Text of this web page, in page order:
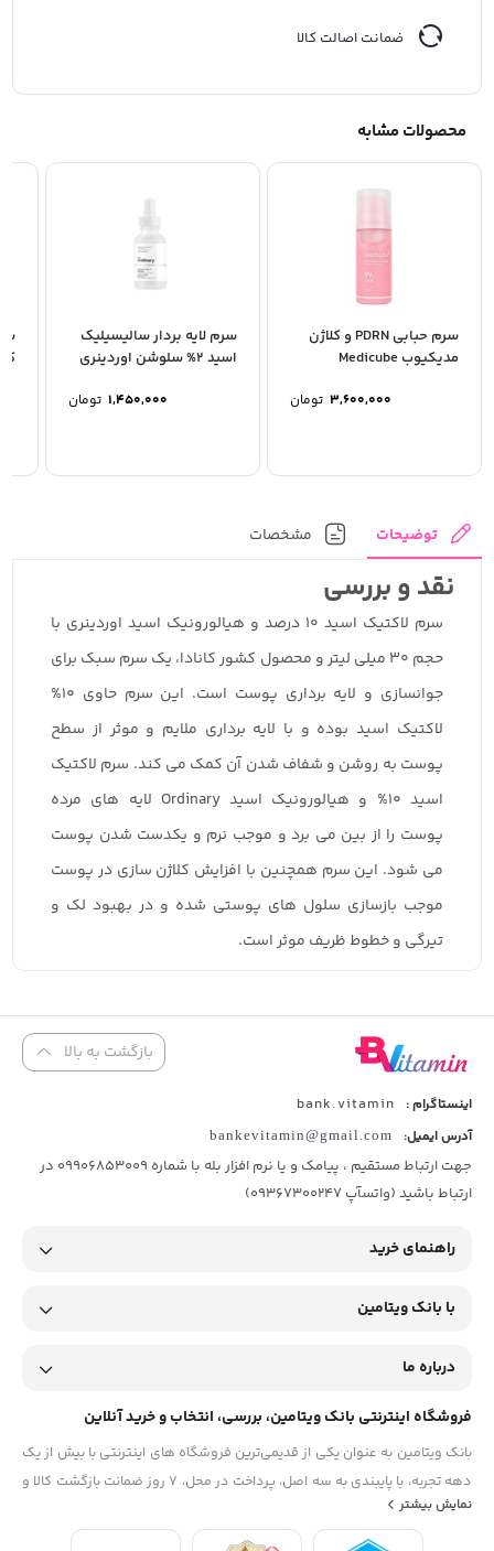
• بهبود ناهمواری ها، خطوط و لک های پوست
ضمانت اصالت کالا
محصولات مشابه
سرم حبابی PDRN و کلاژن
مدیکیوب Medicube
3,600,000 تومان
سرم لایه بردار سالیسیلیک
اسید 2% سلوشن اوردینری
1,450,000 تومان
توضیحات مشخصات
نقد و بررسی
سرم لاکتیک اسید 10 درصد و هیالورونیک اسید اوردینری با
حجم 30 میلی لیتر و محصول کشور کانادا، یک سرم سبک برای
جوانسازی و لایه برداری پوست است. این سرم حاوی 10%
لاکتیک اسید بوده و با لایه برداری ملایم و موثر از سطح
پوست به روشن و شفاف شدن آن کمک می کند. سرم لاکتیک
اسید 10% و هیالورونیک اسید Ordinary لایه های مرده
پوست را از بین می برد و موجب نرم و یکدست شدن پوست
می شود. این سرم همچنین با افزایش کلاژن سازی در پوست
موجب بازسازی سلول های پوستی شده و در بهبود لک و
تیرگی و خطوط ظریف موثر است.
بازگشت به بالا
اینستاگرام : bank.vitamin
آدرس ایمیل: bankevitamin@gmail.com
جهت ارتباط مستقیم ، پیامک و یا نرم افزار بله با شماره 09906853009 در
ارتباط باشید (واتسآپ 09367300247)
راهنمای خرید
با بانک ویتامین
درباره ما
فروشگاه اینترنتی بانک ویتامین، بررسی، انتخاب و خرید آنلاین
بانک ویتامین به عنوان یکی از قدیمی‌ترین فروشگاه های اینترنتی با بیش از یک
دهه تجربه، با پایبندی به سه اصل، پرداخت در محل، ۷ روز ضمانت بازگشت کالا و
تضمین اصل‌بودن کالا موفق شده تا همگام با فروشگاه‌های معتبر جهان، به
بزرگ‌ترین فروشگاه اینترنتی ایران تبدیل شود. به محض ورود به سایت
نمایش بیشتر